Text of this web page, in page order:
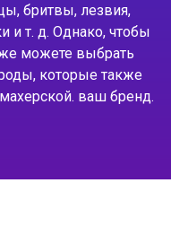
бритвы, лезвия,
и т. д. Однако, чтобы
можете выбрать
которые также
ваш бренд.